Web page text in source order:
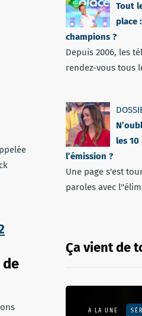
Tout
place
champions ?
Depuis 2006, les
rendez-vous tous
les
l’émission ?
Une page s'est
paroles avec
Ça vient de
A LA UNE